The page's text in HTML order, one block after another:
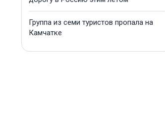
Группа из семи туристов пропала на
Камчатке